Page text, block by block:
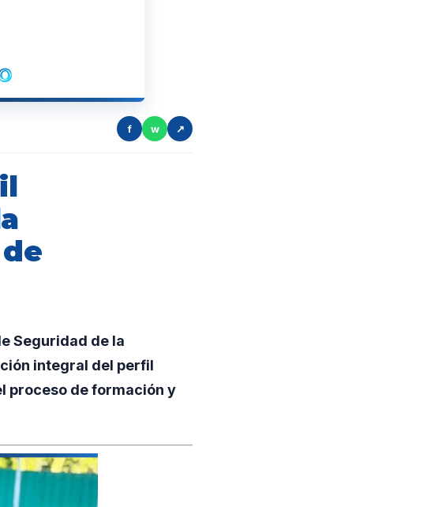
f w ↗
Seguridad de la
integral del perfil
proceso de formación y